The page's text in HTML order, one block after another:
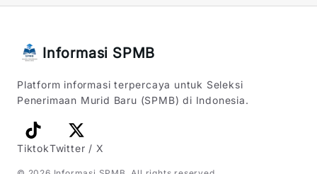
Informasi SPMB
Platform informasi terpercaya untuk Seleksi
Penerimaan Murid Baru (SPMB) di Indonesia.
TiktokTwitter / X